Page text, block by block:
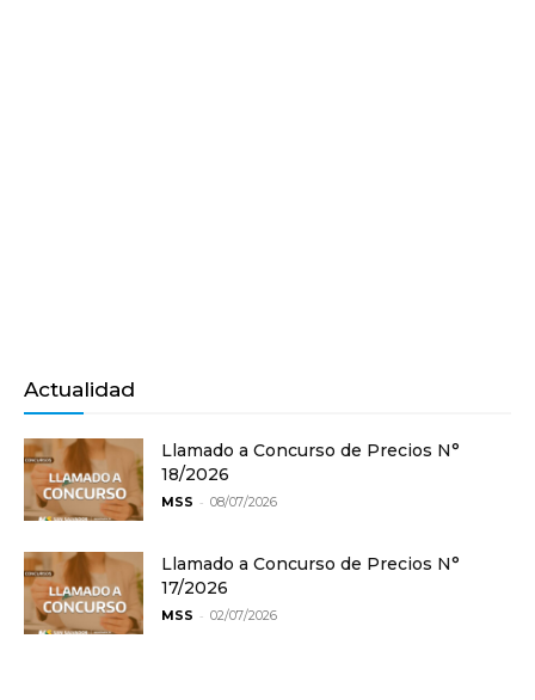
Actualidad
Llamado a Concurso de Precios N°
18/2026
MSS - 08/07/2026
Llamado a Concurso de Precios N°
17/2026
MSS - 02/07/2026